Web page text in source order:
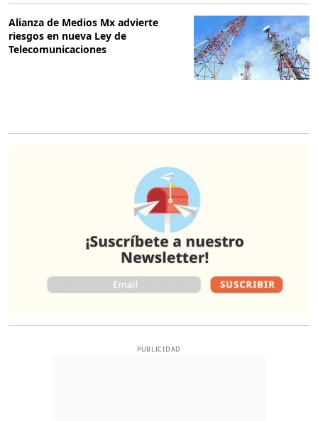
Alianza de Medios Mx advierte
riesgos en nueva Ley de
Telecomunicaciones
PUBLICIDAD